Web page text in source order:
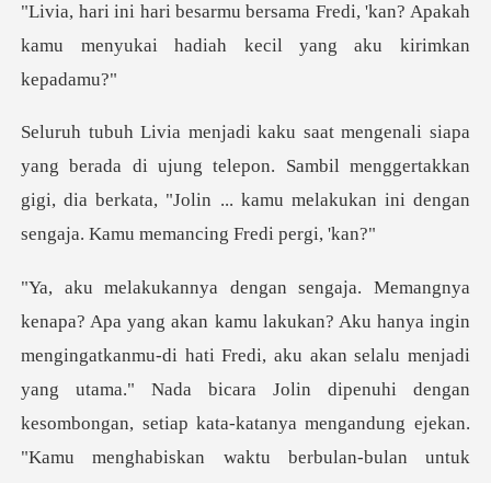
Fredi, 'kan? Apakah
kamu menyukai ha
ujung telepon. Sambil menggertakkan
gigi, dia berkata, "Jolin ... k
jadi
yang utama." Nada bicara Jolin dipenuhi dengan
kesombongan, setiap kata-katanya mengandung ejekan.
"Kamu menghabiskan waktu berbulan-bulan untuk